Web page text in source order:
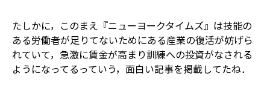
たしかに，このまえ『ニューヨークタイムズ』は技能の
ある労働者が足りてないためにある産業の復活が妨げら
れていて，急激に賃金が高まり訓練への投資がなされる
ようになってるっていう，面白い記事を掲載してたね．